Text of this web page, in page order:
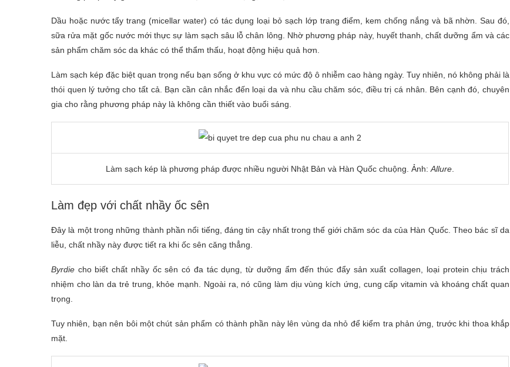
Dầu hoặc nước tẩy trang (micellar water) có tác dụng loại bỏ sạch lớp trang điểm, kem chống nắng và bã nhờn. Sau đó,
sữa rửa mặt gốc nước mới thực sự làm sạch sâu lỗ chân lông. Nhờ phương pháp này, huyết thanh, chất dưỡng ẩm và các
sản phẩm chăm sóc da khác có thể thẩm thấu, hoạt động hiệu quả hơn.
Làm sạch kép đặc biệt quan trọng nếu bạn sống ở khu vực có mức độ ô nhiễm cao hàng ngày. Tuy nhiên, nó không phải là
thói quen lý tưởng cho tất cả. Bạn cần cân nhắc đến loại da và nhu cầu chăm sóc, điều trị cá nhân. Bên cạnh đó, chuyên
gia cho rằng phương pháp này là không cần thiết vào buổi sáng.
Làm sạch kép là phương pháp được nhiều người Nhật Bản và Hàn Quốc chuộng. Ảnh: Allure
Làm đẹp với chất nhầy ốc sên
Đây là một trong những thành phần nổi tiếng, đáng tin cậy nhất trong thế giới chăm sóc da của Hàn Quốc. Theo bác sĩ da
liễu, chất nhầy này được tiết ra khi ốc sên căng thẳng.
Byrdie cho biết chất nhầy ốc sên có đa tác dụng, từ dưỡng ẩm đến thúc đẩy sản xuất collagen, loại protein chịu trách
nhiệm cho làn da trẻ trung, khỏe mạnh. Ngoài ra, nó cũng làm dịu vùng kích ứng, cung cấp vitamin và khoáng chất quan
trọng.
Tuy nhiên, bạn nên bôi một chút sản phẩm có thành phần này lên vùng da nhỏ để kiểm tra phản ứng, trước khi thoa khắp
mặt.